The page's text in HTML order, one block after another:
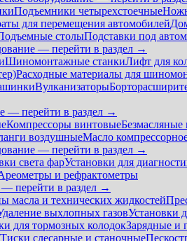
Подъемники четырехстоечные
для перемещения автомобилей
столыПодставки под
— перейти в раздел →
Шиномонтажные станкиЛифт для
Расходные материалы для
Вулканизаторы
— перейти в раздел →
Компрессоры винтовыеБезмасляные
воздушныеМасло
— перейти в раздел →
света фарУстановки для
и рефрактометры
— перейти в раздел →
масла и технических жидкостей
выхлопных газовУстановки
для тормозных колодокЗарядные и
Тиски слесарные и станочные